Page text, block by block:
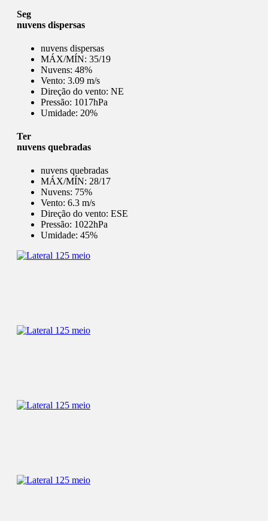
Seg
nuvens dispersas
nuvens dispersas
MÁX/MÍN: 35/19
Nuvens: 48%
Vento: 3.09 m/s
Direção do vento: NE
Pressão: 1017hPa
Umidade: 20%
Ter
nuvens quebradas
nuvens quebradas
MÁX/MÍN: 28/17
Nuvens: 75%
Vento: 6.3 m/s
Direção do vento: ESE
Pressão: 1022hPa
Umidade: 45%